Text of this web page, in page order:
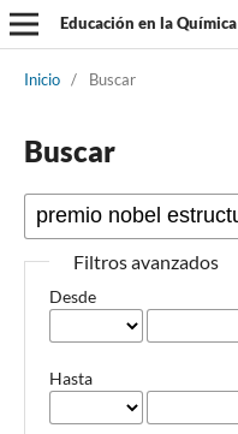
Educación en la Química
Inicio / Buscar
Buscar
Filtros avanzados
Desde
Hasta